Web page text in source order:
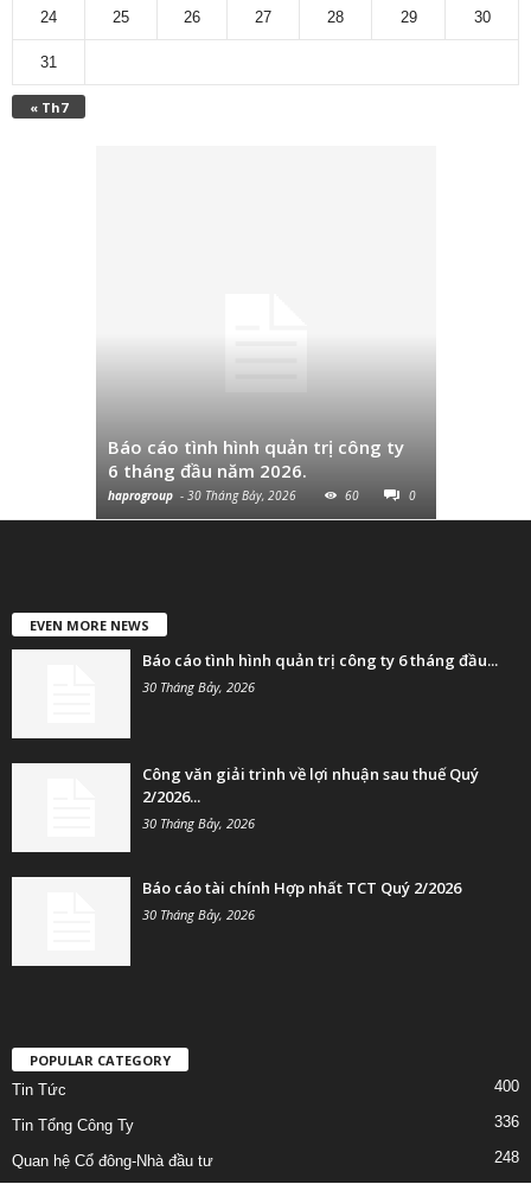
« Th7
24 25 26 27 28 29 30
31
Báo cáo tình hình quản trị công ty
6 tháng đầu năm 2026.
haprogroup - 30 Tháng Bảy, 2026 60 0
EVEN MORE NEWS
Báo cáo tình hình quản trị công ty 6 tháng đầu...
30 Tháng Bảy, 2026
Công văn giải trình về lợi nhuận sau thuế Quý
2/2026...
30 Tháng Bảy, 2026
Báo cáo tài chính Hợp nhất TCT Quý 2/2026
30 Tháng Bảy, 2026
POPULAR CATEGORY
Tin Tức
400
Tin Tổng Công Ty 336
Quan hệ Cổ đông-Nhà đầu tư 248